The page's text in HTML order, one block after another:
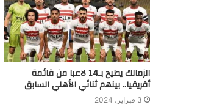
الزمالك يطيح بـ14 لاعبا من قائمة
أفريقيا.. بينهم ثنائي الأهلي السابق
3 فبراير، 2024